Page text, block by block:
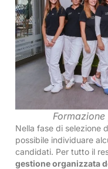
Nella fase di selezione
possibile individuare
candidati. Per tutto il
gestione organizzata